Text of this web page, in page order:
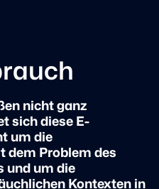
nicht ganz
sich diese E-
um die
dem Problem des
und um die
Kontexten in